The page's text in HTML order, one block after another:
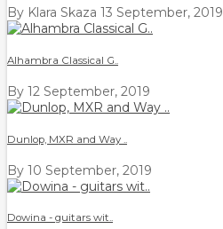
By Klara Skaza 13 September, 2019
Alhambra Classical G..
By 12 September, 2019
Dunlop, MXR and Way ..
By 10 September, 2019
Dowina - guitars wit..